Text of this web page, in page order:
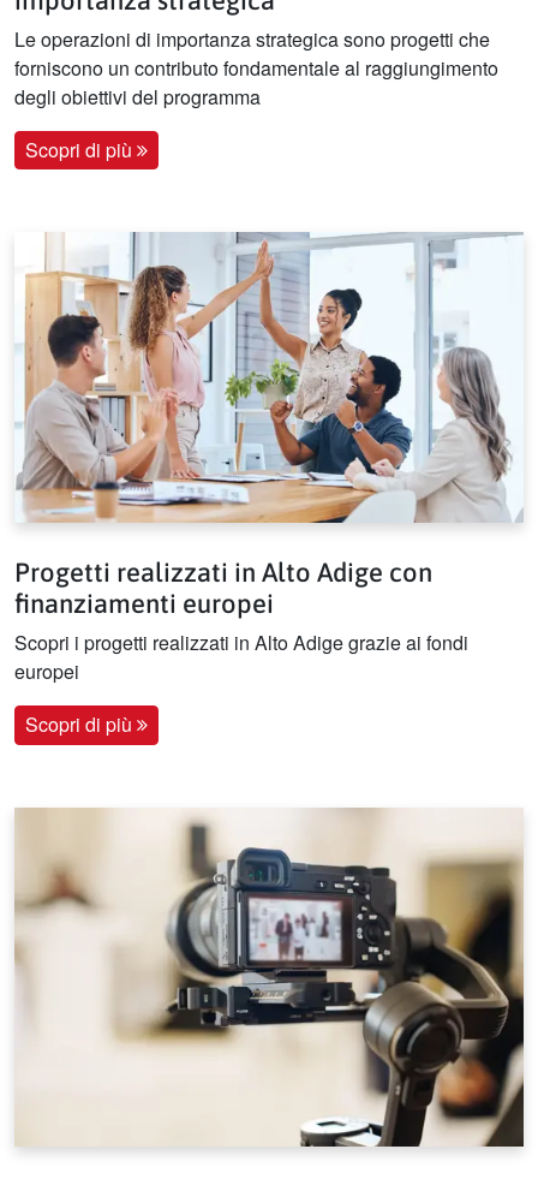
Le operazioni di importanza strategica sono progetti che
forniscono un contributo fondamentale al raggiungimento
degli obiettivi del programma
Scopri di più
Progetti realizzati in Alto Adige con
finanziamenti europei
Scopri i progetti realizzati in Alto Adige grazie ai fondi
europei
Scopri di più